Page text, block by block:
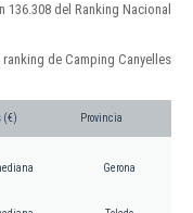
del Ranking Nacional
de Camping Canyelles
(€) Provincia
Gerona